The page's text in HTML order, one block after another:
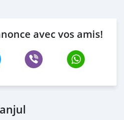
avec vos amis!